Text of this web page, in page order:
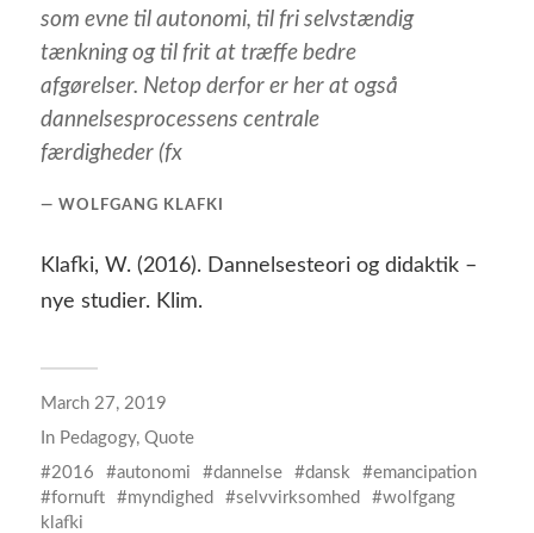
som evne til autonomi, til fri selvstændig
tænkning og til frit at træffe bedre
afgørelser. Netop derfor er her at også
dannelsesprocessens centrale
færdigheder (fx
WOLFGANG KLAFKI
Klafki, W. (2016). Dannelsesteori og didaktik –
nye studier. Klim.
March 27, 2019
In Pedagogy, Quote
2016
autonomi dannelse dansk
emancipation
fornuft
myndighed selvvirksomhed
wolfgang
klafki